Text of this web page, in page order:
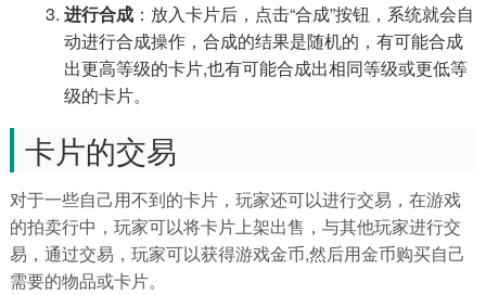
进行合成：放入卡片后，点击“合成”按钮，系统就会自
动进行合成操作，合成的结果是随机的，有可能合成
出更高等级的卡片,也有可能合成出相同等级或更低等
级的卡片。
卡片的交易
对于一些自己用不到的卡片，玩家还可以进行交易，在游戏
的拍卖行中，玩家可以将卡片上架出售，与其他玩家进行交
易，通过交易，玩家可以获得游戏金币,然后用金币购买自己
需要的物品或卡片。